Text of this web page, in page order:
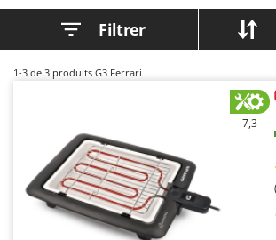
Bennes pour tracteur
Brosses pour sols extérieurs
Brouettes à moteur
Broyeurs à axe horizontal pour
Broyeurs de branches et végétaux
Butteurs pour tracteur
C
Chargeurs de batterie - Démarreurs
Charrues pour tracteur
Ariete
Artus
Awelco
B
Baesso
Bahco
Filtrer
1-3 de 3 produits G3 Ferrari
7,3